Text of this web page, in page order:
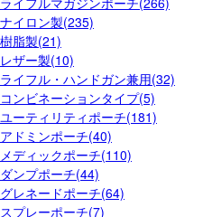
ナイロン製(235)
樹脂製(21)
レザー製(10)
ライフル・ハンドガン兼用(32)
コンビネーションタイプ(5)
ユーティリティポーチ(181)
アドミンポーチ(40)
メディックポーチ(110)
ダンプポーチ(44)
グレネードポーチ(64)
スプレーポーチ(7)